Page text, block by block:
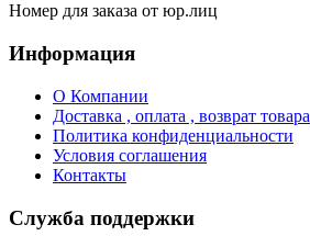
Номер для заказа от юр.лиц
Информация
О Компании
Доставка , оплата , возврат товара
Политика конфиденциальности
Условия соглашения
Контакты
Служба поддержки